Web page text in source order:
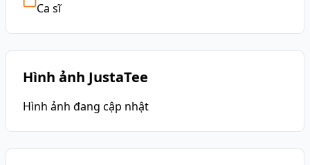
Ca sĩ
Hình ảnh JustaTee
Hình ảnh đang cập nhật